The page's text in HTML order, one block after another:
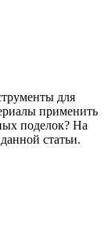
для
применить
поделок? На
статьи.